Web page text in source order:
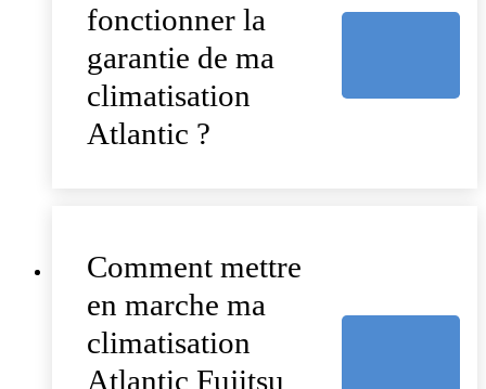
fonctionner la
garantie de ma
climatisation
Atlantic ?
Comment mettre
en marche ma
climatisation
Atlantic Fujitsu